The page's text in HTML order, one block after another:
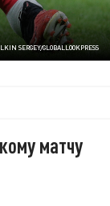
SERGEY/GLOBALLOOKPRESS
матчу